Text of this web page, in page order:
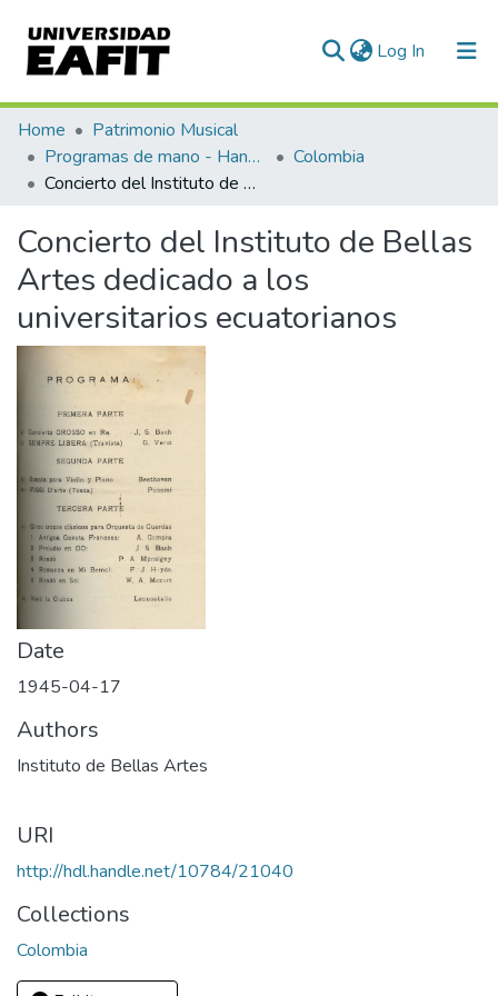
Log In (current)
Communities & Collections
All of DSpace
Home
Patrimonio Musical
Programas de mano - Hand programs
Colombia
Concierto del Instituto de Bellas Artes dedicado a los universitarios ecuatorianos
Concierto del Instituto de Bellas
Artes dedicado a los
universitarios ecuatorianos
Date
1945-04-17
Authors
Instituto de Bellas Artes
URI
http://hdl.handle.net/10784/21040
Collections
Colombia